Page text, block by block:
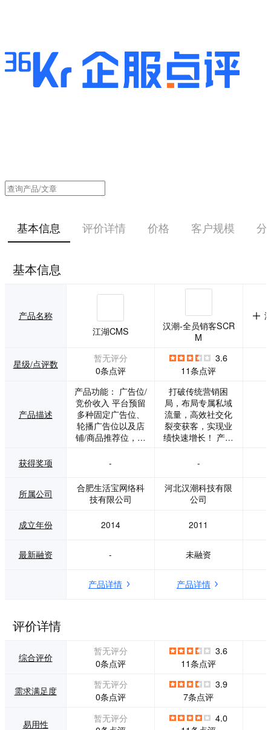
基本信息 评价详情 价格 客户规模 分
基本信息
产品名称
江湖CMS
汉潮-全员销客SCR
M
星级/点评数
暂无评分
0条点评
3.6
11条点评
产品描述
产品功能： 广告位/
竞价收入 平台预留
多种固定广告位、
轮播广告位以及店
铺/商品推荐位，大
自营收入 平台自营
商城更具权威性，
轻松赚取商品差
平台上的所有在售
入驻、会员增值在
于用户及品牌效应
打破传统营销困
局，布局专属私域
流量，高效社交化
裂变获客，实现业
绩快速增长！ 产品
门，生意做万家 推
广-全员营销 为每
个员工各开一个
营销推广工具 运
个员工都打造成企
导购，老客拉新，
销售潜能，改变动
力懈怠 沉淀-客户
画像 洞察行为轨
迹，自动客户标
签，千人千面精细
化管理 转化-高效
复购 推广工具配合
促销活动，刺激消
获得奖项 - -
所属公司
合肥生活宝网络科
技有限公司
河北汉潮科技有限
公司
成立年份 2014 2011
最新融资 - 未融资
产品详情 产品详情
评价详情
综合评价
暂无评分
0条点评
3.6
11条点评
需求满足度
暂无评分
0条点评
3.9
7条点评
易用性
暂无评分
4.0